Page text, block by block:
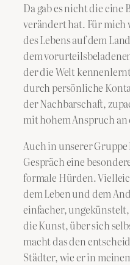
Da gab es nicht die eine
verändert hat. Für mich
des Lebens auf dem
dem
der die Welt
durch persönliche
der Nachbarschaft,
mit hohem Anspruch
Auch in unserer
Gespräch eine
formale Hürden.
dem Leben und dem
einfacher,
die Kunst, über sich
macht das den
Städter, wie er in